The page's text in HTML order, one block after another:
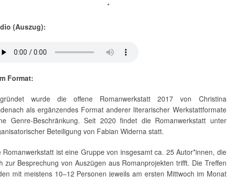
*
(Auszug):
Format:
wurde die offene Romanwerkstatt 2017 von Christina
als ergänzendes Format anderer literarischer Werkstattformate
Genre-Beschränkung. Seit 2020 findet die Romanwerkstatt unter
Beteiligung von Fabian Widerna statt.
Romanwerkstatt ist eine Gruppe von insgesamt ca. 25 Autor*innen, die
zur Besprechung von Auszügen aus Romanprojekten trifft. Die Treffen
mit meistens 10–12 Personen jeweils am ersten Mittwoch im Monat